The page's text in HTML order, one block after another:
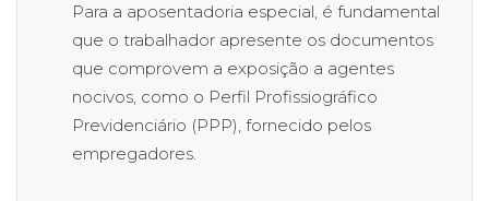
Para a aposentadoria especial, é fundamental
que o trabalhador apresente os documentos
que comprovem a exposição a agentes
nocivos, como o Perfil Profissiográfico
Previdenciário (PPP), fornecido pelos
empregadores.